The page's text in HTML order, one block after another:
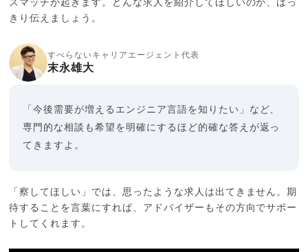
スマッチが起きます。どんな求人を紹介してほしいのか、はっ
きり伝えましょう。
すべらないキャリアエージェント代表
末永雄大
「今後需要が増えるエンジニア言語を知りたい」など、
専門的な相談も希望を明確にするほど的確な答えが返っ
てきますよ。
「察してほしい」では、思ったような求人は出てきません。期
待することを言葉にすれば、アドバイザーもその方向でサポー
トしてくれます。